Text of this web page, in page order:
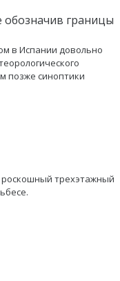
границы
в Испании довольно
позже синоптики
трехэтажный